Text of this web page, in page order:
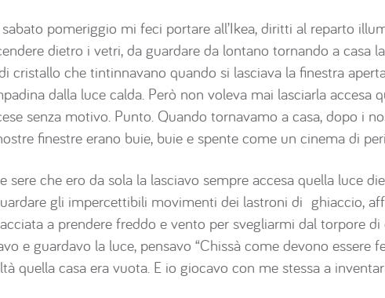
pomeriggio mi feci portare all’Ikea, diritti al reparto
dietro i vetri, da guardare da lontano tornando a casa
cristallo che tintinnavano quando si lasciava la finestra
dalla luce calda. Però non voleva mai lasciarla accesa
senza motivo. Punto. Quando tornavamo a casa, dopo i
finestre erano buie, buie e spente come un cinema di
sere che ero da sola la lasciavo sempre accesa quella luce
gli impercettibili movimenti dei lastroni di ghiaccio,
a prendere freddo e vento per svegliarmi dal torpore
e guardavo la luce, pensavo “Chissà come devono essere
quella casa era vuota. E io giocavo con me stessa a